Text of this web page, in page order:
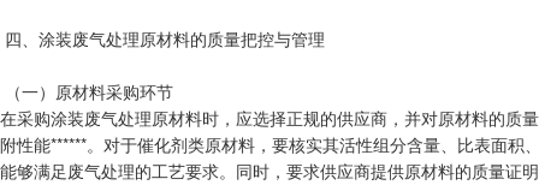
四、涂装废气处理原材料的质量把控与管理
（一）原材料采购环节
在采购涂装废气处理原材料时，应选择正规的供应商，并对原材料的质
附性能******。对于催化剂类原材料，要核实其活性组分含量、比表面
能够满足废气处理的工艺要求。同时，要求供应商提供原材料的质量证